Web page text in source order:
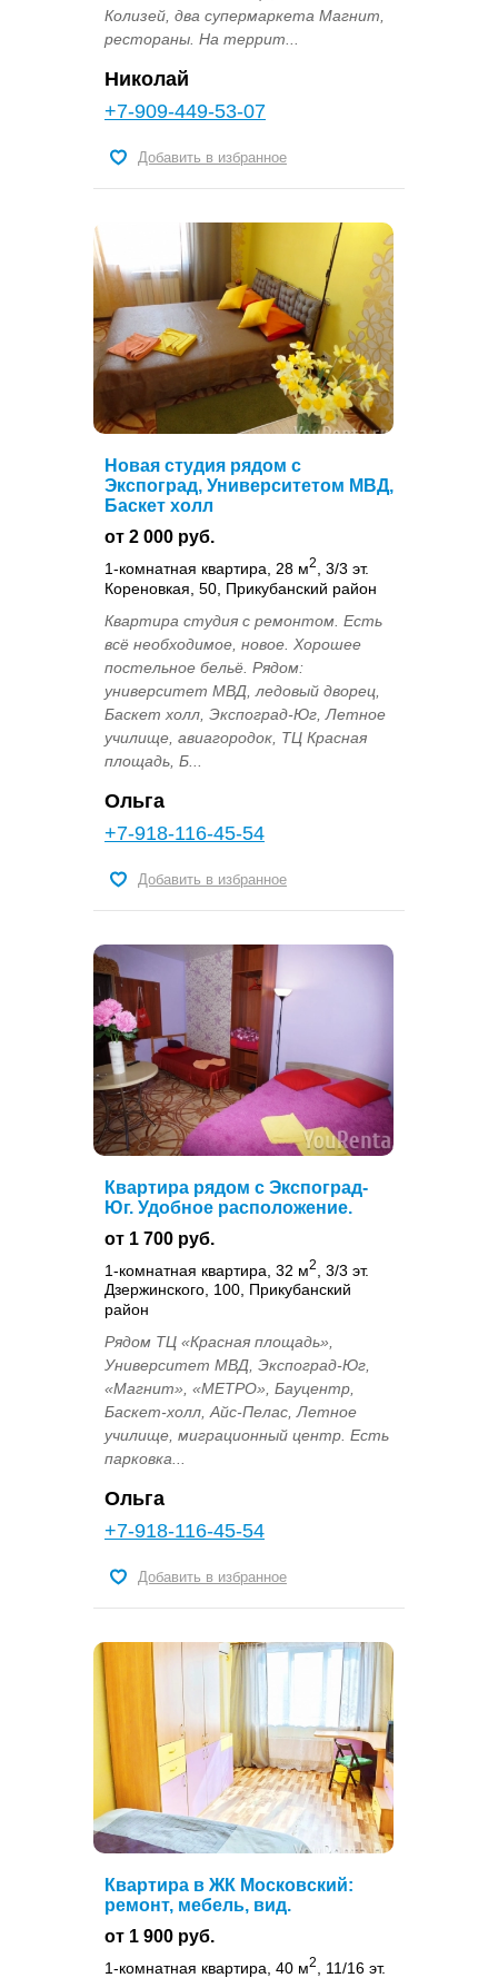
Колизей, два супермаркета Магнит,
рестораны. На террит...
Николай
+7-909-449-53-07
Добавить в избранное
Новая студия рядом с
Экспоград, Университетом МВД,
Баскет холл
от 2 000 руб.
1-комнатная квартира, 28 м2
, 3/3 эт.
Кореновкая, 50, Прикубанский район
Квартира студия с ремонтом. Есть
всё необходимое, новое. Хорошее
постельное бельё. Рядом:
университет МВД, ледовый дворец,
Баскет холл, Экспоград-Юг, Летное
училище, авиагородок, ТЦ Красная
площадь, Б...
Ольга
+7-918-116-45-54
Добавить в избранное
Квартира рядом с Экспоград-
Юг. Удобное расположение.
от 1 700 руб.
1-комнатная квартира, 32 м2
, 3/3 эт.
Дзержинского, 100, Прикубанский
район
Рядом ТЦ «Красная площадь»,
Университет МВД, Экспоград-Юг,
«Магнит», «МЕТРО», Бауцентр,
Баскет-холл, Айс-Пелас, Летное
училище, миграционный центр. Есть
парковка...
Ольга
+7-918-116-45-54
Добавить в избранное
Квартира в ЖК Московский:
ремонт, мебель, вид.
от 1 900 руб.
1-комнатная квартира, 40 м2 , 11/16 эт.